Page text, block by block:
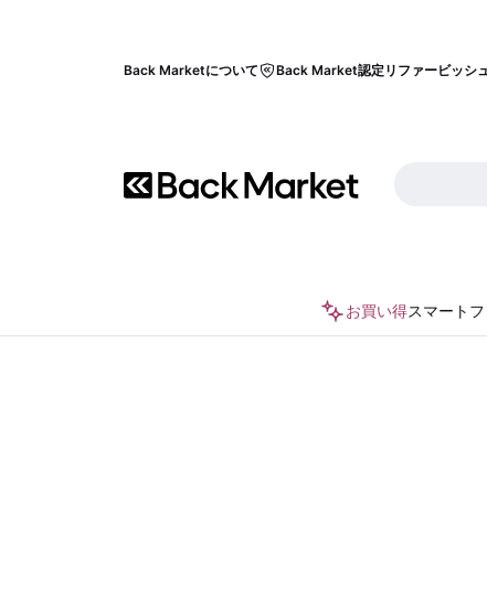
Back Marketについて Back Market認定リファービッシ
お買い得スマート